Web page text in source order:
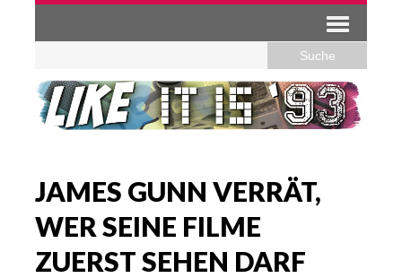
JAMES GUNN VERRÄT,
WER SEINE FILME
ZUERST SEHEN DARF